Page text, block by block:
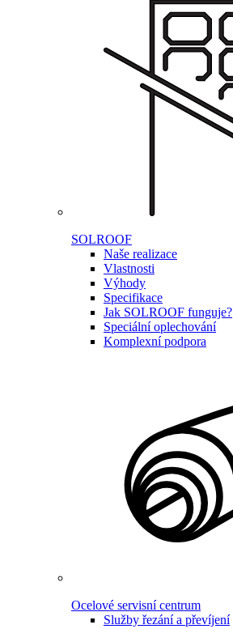
SOLROOF
Naše realizace
Vlastnosti
Výhody
Specifikace
Jak SOLROOF funguje?
Speciální oplechování
Komplexní podpora
Ocelové servisní centrum
Služby řezání a převíjení